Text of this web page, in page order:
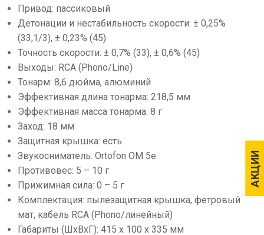
АКЦИИ
АКЦИИ
Привод: пассиковый
Детонации и нестабильность скорости: ± 0,25%
(33,1/3), ± 0,23% (45)
Точность скорости: ± 0,7% (33), ± 0,6% (45)
Выходы: RCA (Phono/Line)
Тонарм: 8,6 дюйма, алюминий
Эффективная длина тонарма: 218,5 мм
Эффективная масса тонарма: 8 г
Заход: 18 мм
Защитная крышка: есть
Звукосниматель: Ortofon OM 5е
Противовес: 5 – 10 г
Прижимная сила: 0 – 5 г
Комплектация: пылезащитная крышка, фетровый
мат, кабель RCA (Phono/линейный)
Габариты (ШхВхГ): 415 х 100 х 335 мм